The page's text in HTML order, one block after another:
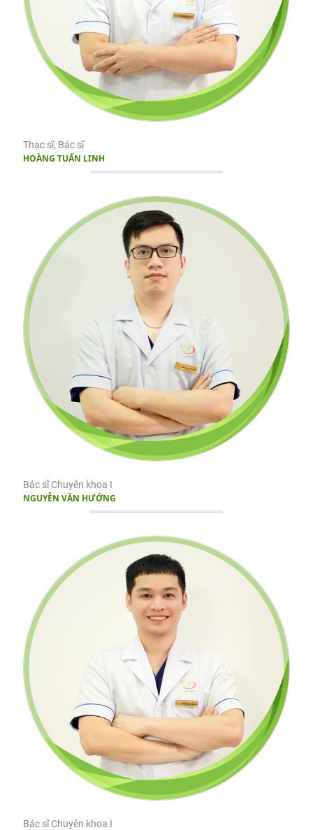
Thạc sĩ, Bác sĩ
HOÀNG TUẤN LINH
Bác sĩ Chuyên khoa I
NGUYỄN VĂN HƯỚNG
Bác sĩ Chuyên khoa I